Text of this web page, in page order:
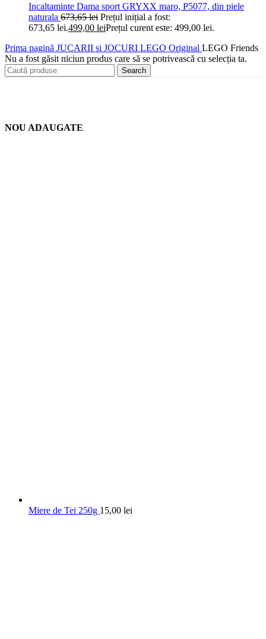
Incaltaminte Dama sport GRYXX maro, P5077, din piele
naturala 673,65lei Prețul inițial a fost:
673,65 lei.499,00 leiPrețul curent este: 499,00 lei.
Prima pagină JUCARII si JOCURI LEGO Original LEGO Friends
Nu a fost găsit niciun produs care să se potrivească cu selecția ta.
Search
NOU ADAUGATE
Miere de Tei 250g 15,00 lei